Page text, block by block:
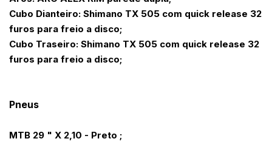
Cubo Dianteiro: Shimano TX 505 com quick release 32
furos para freio a disco;
Cubo Traseiro: Shimano TX 505 com quick release 32
furos para freio a disco;
Pneus
MTB 29 " X 2,10 - Preto ;